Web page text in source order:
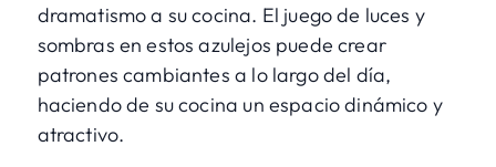
dramatismo a su cocina. El juego de luces y
sombras en estos azulejos puede crear
patrones cambiantes a lo largo del día,
haciendo de su cocina un espacio dinámico y
atractivo.